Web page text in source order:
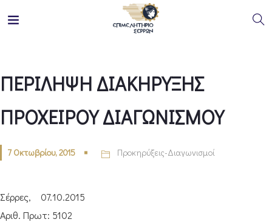
ΠΕΡΙΛΗΨΗ ΔΙΑΚΗΡΥΞΗΣ
ΠΡΟΧΕΙΡΟΥ ΔΙΑΓΩΝΙΣΜΟΥ
7 Οκτωβρίου, 2015 Προκηρύξεις-Διαγωνισμοί
Σέρρες, 07.10.2015
Αριθ. Πρωτ: 5102